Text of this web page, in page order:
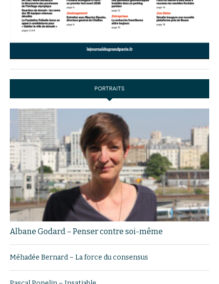
PORTRAITS
Albane Godard – Penser contre soi-même
Méhadée Bernard – La force du consensus